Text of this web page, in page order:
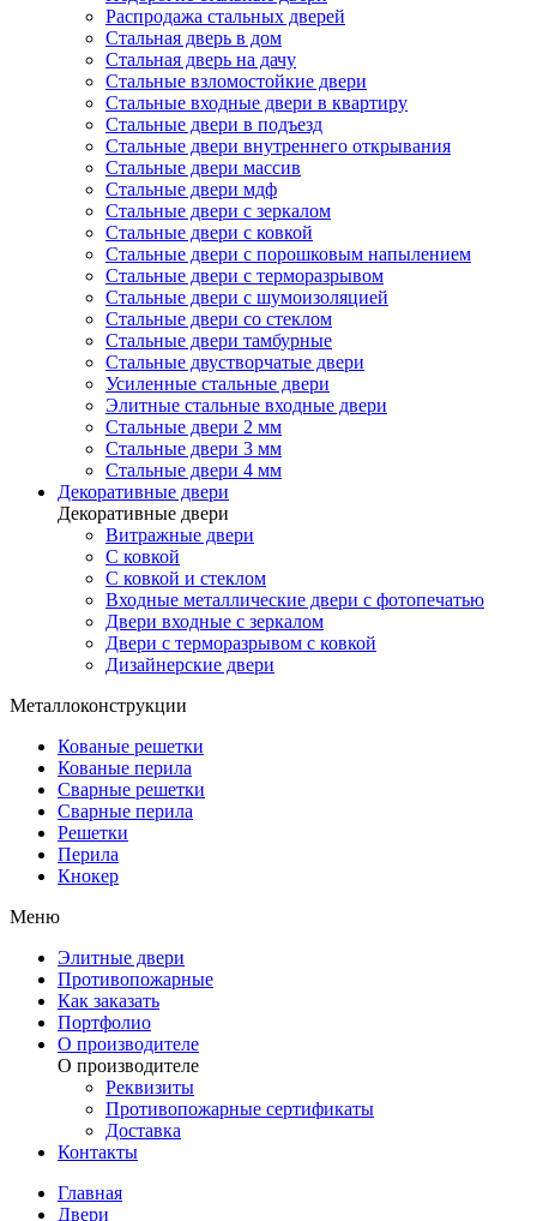
Распродажа стальных дверей
Стальная дверь в дом
Стальная дверь на дачу
Стальные взломостойкие двери
Стальные входные двери в квартиру
Стальные двери в подъезд
Стальные двери внутреннего открывания
Стальные двери массив
Стальные двери мдф
Стальные двери с зеркалом
Стальные двери с ковкой
Стальные двери с порошковым напылением
Стальные двери с терморазрывом
Стальные двери с шумоизоляцией
Стальные двери со стеклом
Стальные двери тамбурные
Стальные двустворчатые двери
Усиленные стальные двери
Элитные стальные входные двери
Стальные двери 2 мм
Стальные двери 3 мм
Стальные двери 4 мм
Декоративные двери
Декоративные двери
Витражные двери
С ковкой
С ковкой и стеклом
Входные металлические двери с фотопечатью
Двери входные с зеркалом
Двери с терморазрывом с ковкой
Дизайнерские двери
Металлоконструкции
Кованые решетки
Кованые перила
Сварные решетки
Сварные перила
Решетки
Перила
Кнокер
Меню
Элитные двери
Противопожарные
Как заказать
Портфолио
О производителе
О производителе
Реквизиты
Противопожарные сертификаты
Доставка
Контакты
Главная
Двери